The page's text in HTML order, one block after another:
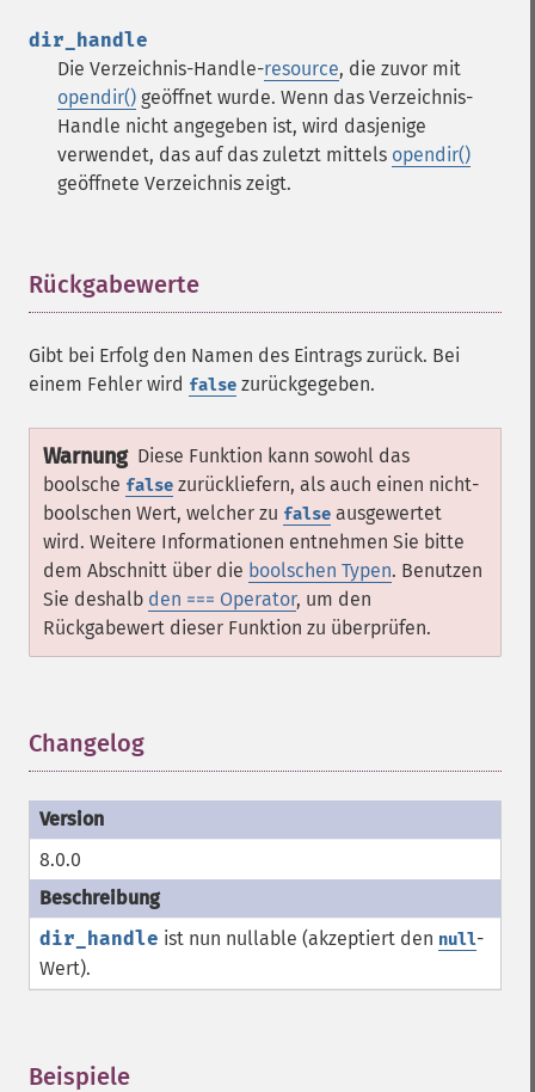
dir_handle
Die Verzeichnis-Handle-resource, die zuvor mit
opendir() geöffnet wurde. Wenn das Verzeichnis-
Handle nicht angegeben ist, wird dasjenige
verwendet, das auf das zuletzt mittels opendir()
geöffnete Verzeichnis zeigt.
Rückgabewerte
Gibt bei Erfolg den Namen des Eintrags zurück. Bei
einem Fehler wird false zurückgegeben.
Warnung Diese Funktion kann sowohl das
boolsche false zurückliefern, als auch einen nicht-
boolschen Wert, welcher zu false ausgewertet
wird. Weitere Informationen entnehmen Sie bitte
dem Abschnitt über die boolschen Typen. Benutzen
Sie deshalb den === Operator, um den
Rückgabewert dieser Funktion zu überprüfen.
Changelog
8.0.0
dir_handle ist nun nullable (akzeptiert den null-
Wert).
Beispiele